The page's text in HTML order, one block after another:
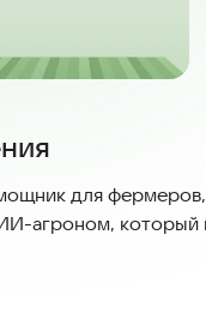
для фермеров,
агроном, который
совет дня с